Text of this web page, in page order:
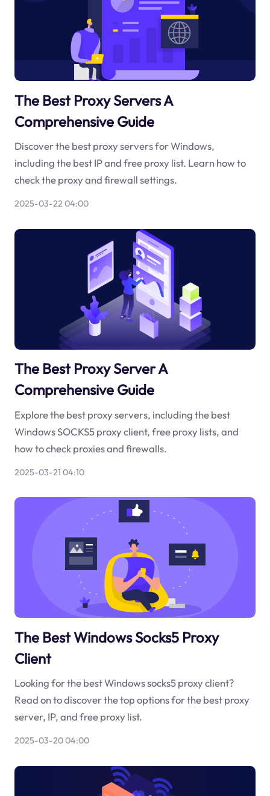
The Best Proxy Servers A
Comprehensive Guide
Discover the best proxy servers for Windows,
including the best IP and free proxy list. Learn how to
check the proxy and firewall settings.
2025-03-22 04:00
The Best Proxy Server A
Comprehensive Guide
Explore the best proxy servers, including the best
Windows SOCKS5 proxy client, free proxy lists, and
how to check proxies and firewalls.
2025-03-21 04:10
The Best Windows Socks5 Proxy
Client
Looking for the best Windows socks5 proxy client?
Read on to discover the top options for the best proxy
server, IP, and free proxy list.
2025-03-20 04:00